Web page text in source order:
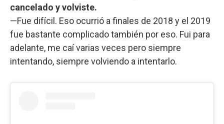
cancelado y volviste.
—Fue difícil. Eso ocurrió a finales de 2018 y el 2019
fue bastante complicado también por eso. Fui para
adelante, me caí varias veces pero siempre
intentando, siempre volviendo a intentarlo.